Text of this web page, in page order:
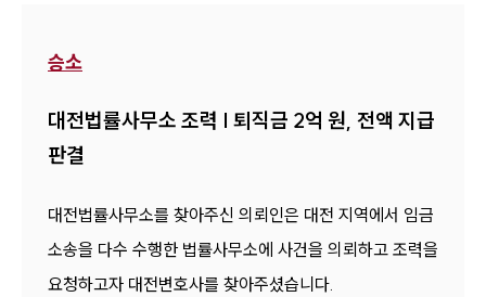
승소
대전법률사무소 조력 | 퇴직금 2억 원, 전액 지급
판결
대전법률사무소를 찾아주신 의뢰인은 대전 지역에서 임금
소송을 다수 수행한 법률사무소에 사건을 의뢰하고 조력을
요청하고자 대전변호사를 찾아주셨습니다.